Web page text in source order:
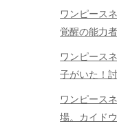
ワンピース
覚醒の能力
ワンピース
子がいた！
ワンピース
場。カイド